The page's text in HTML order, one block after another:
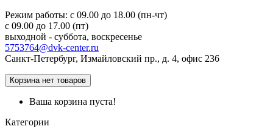
Режим работы: c 09.00 до 18.00 (пн-чт)
c 09.00 до 17.00 (пт)
выходной - суббота, воскресенье
5753764@dvk-center.ru
Санкт-Петербург, Измайловский пр., д. 4, офис 236
Корзина нет товаров
Ваша корзина пуста!
Категории